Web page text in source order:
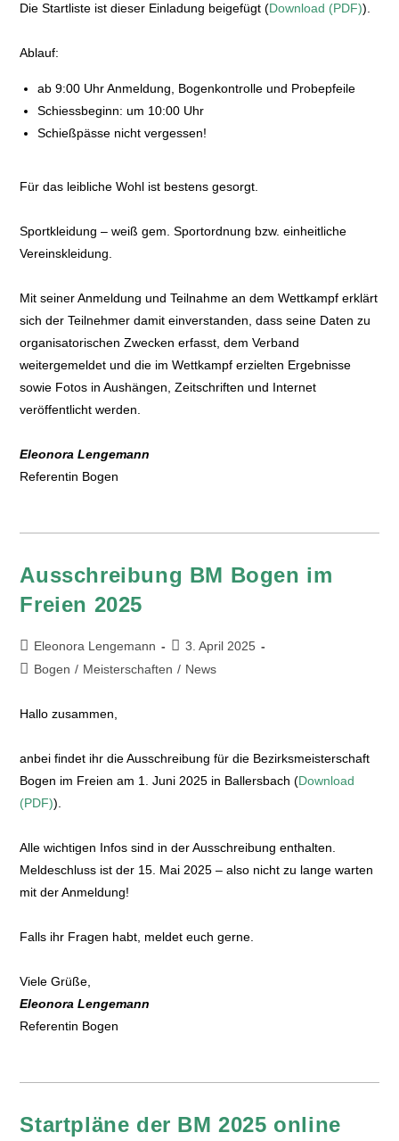
Die Startliste ist dieser Einladung beigefügt (Download (PDF)).
Ablauf:
ab 9:00 Uhr Anmeldung, Bogenkontrolle und Probepfeile
Schiessbeginn: um 10:00 Uhr
Schießpässe nicht vergessen!
Für das leibliche Wohl ist bestens gesorgt.
Sportkleidung – weiß gem. Sportordnung bzw. einheitliche
Vereinskleidung.
Mit seiner Anmeldung und Teilnahme an dem Wettkampf erklärt
sich der Teilnehmer damit einverstanden, dass seine Daten zu
organisatorischen Zwecken erfasst, dem Verband
weitergemeldet und die im Wettkampf erzielten Ergebnisse
sowie Fotos in Aushängen, Zeitschriften und Internet
veröffentlicht werden.
Eleonora Lengemann
Referentin Bogen
Ausschreibung BM Bogen im
Freien 2025
Eleonora Lengemann
3. April 2025
Bogen / Meisterschaften / News
Hallo zusammen,
anbei findet ihr die Ausschreibung für die Bezirksmeisterschaft
Bogen im Freien am 1. Juni 2025 in Ballersbach (Download
(PDF)).
Alle wichtigen Infos sind in der Ausschreibung enthalten.
Meldeschluss ist der 15. Mai 2025 – also nicht zu lange warten
mit der Anmeldung!
Falls ihr Fragen habt, meldet euch gerne.
Viele Grüße,
Eleonora Lengemann
Referentin Bogen
Startpläne der BM 2025 online